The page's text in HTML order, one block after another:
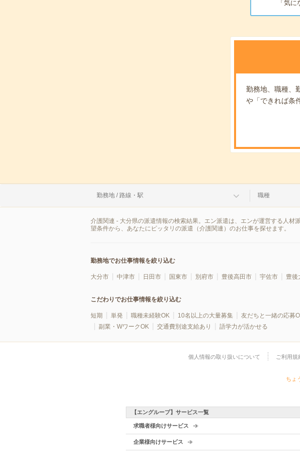
「気
勤務地、職種、
や「できれば条
勤務地 / 路線・駅 職種
介護関連 - 大分県の派遣情報の検索結果。エン派遣は、エンが運営する人
望条件から、あなたにピッタリの派遣（介護関連）のお仕事を探せます。
勤務地でお仕事情報を絞り込む
大分市 中津市 日田市 国東市 別府市 豊後高田市 宇佐市 豊後
こだわりでお仕事情報を絞り込む
短期 単発 職種未経験OK 10名以上の大量募集 友だちと一緒の応募
副業・WワークOK
交通費別途支給あり 語学力が活かせる
個人情報の取り扱いについて ご利用規
ちょ
【エングループ】サービス一覧
求職者様向けサービス
企業様向けサービス